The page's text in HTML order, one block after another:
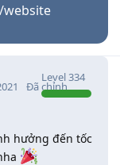
Level334
Đã chỉnh
hưởng đến tốc